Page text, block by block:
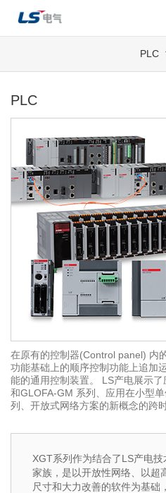
PLC
PLC
在原有的控制器(Control panel) 内
功能基础上的顺序控制功能上追加
能的通用控制装置。 LS产电展示
和GLOFA-GM 系列、应用在小型
列、开放式网络方案的新概念的跨
XGT系列作为结合了LS产电
家族，是以开放性网络、以超
尺寸和大力改善的软件为基础